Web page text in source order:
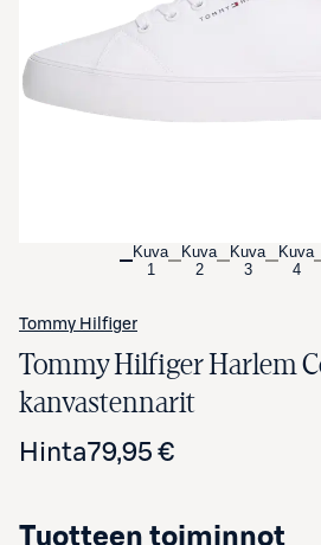
Avaa tuotekuva
Kuva
1
Kuva
2
Kuva
3
Kuva
4
Tommy Hilfiger
Tommy Hilfiger Harlem
kanvastennarit
Hinta79,95 €
Tuotteen toiminnot